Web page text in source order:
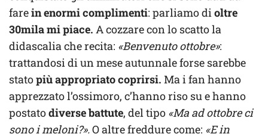
farein enormi complimenti: parliamo di oltre
30mila mi piace. A cozzare con lo scatto la
didascalia che recita: «Benvenuto ottobre»:
trattandosi di un mese autunnale forse sarebbe
statopiù appropriato coprirsi. Ma i fan hanno
apprezzato l’ossimoro, c’hanno riso su e hanno
postatodiverse battute, del tipo «Ma ad ottobre ci
sono i meloni?».O altre freddure come: «E in